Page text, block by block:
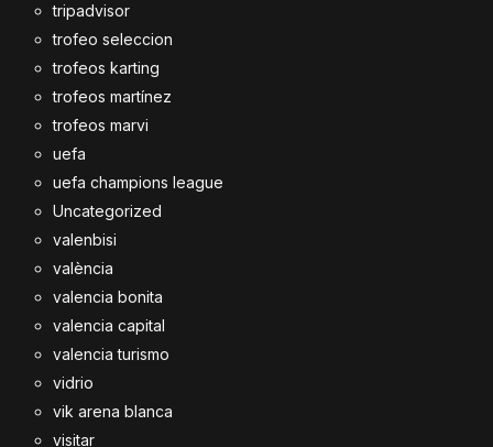
tripadvisor
trofeo seleccion
trofeos karting
trofeos martínez
trofeos marvi
uefa
uefa champions league
Uncategorized
valenbisi
valència
valencia bonita
valencia capital
valencia turismo
vidrio
vik arena blanca
visitar